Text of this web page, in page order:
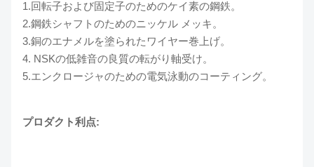
1.回転子および固定子のためのケイ素の鋼鉄。
2.鋼鉄シャフトのためのニッケル メッキ。
3.銅のエナメルを塗られたワイヤー巻上げ。
4. NSKの低雑音の良質の転がり軸受け。
5.エンクロージャのための電気泳動のコーティング。
プロダクト利点: